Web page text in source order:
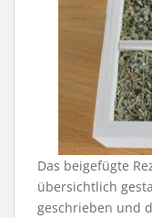
Das beigefügte
übersichtlich
geschrieben und